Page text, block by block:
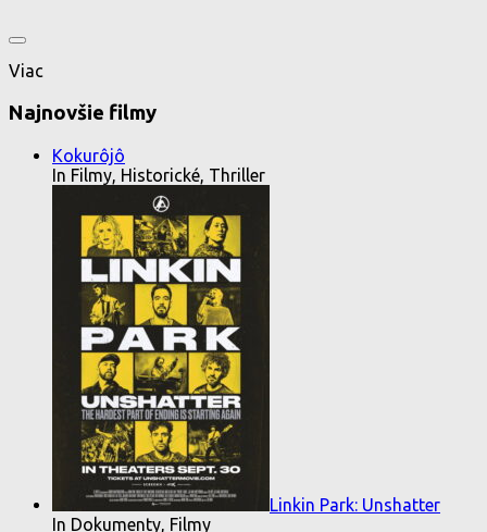
Viac
Najnovšie filmy
Kokurôjô
In Filmy, Historické, Thriller
Linkin Park: Unshatter
In Dokumenty, Filmy